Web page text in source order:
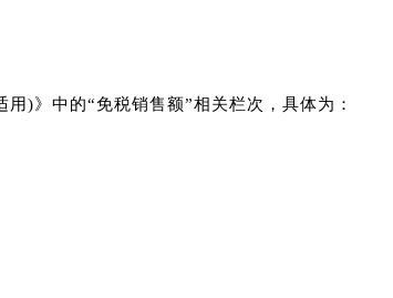
)》中的“免税销售额”相关栏次，具体为：